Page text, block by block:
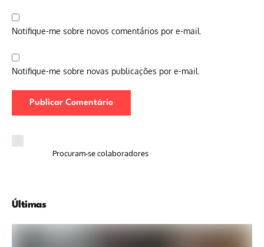
Notifique-me sobre novos comentários por e-mail.
Notifique-me sobre novas publicações por e-mail.
Procuram-se colaboradores
Últimas